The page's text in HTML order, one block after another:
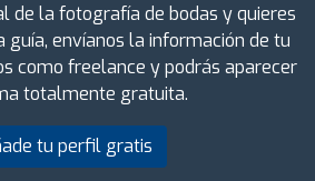
de la fotografía de bodas y quieres
guía, envíanos la información de tu
como freelance y podrás aparecer
totalmente gratuita.
tu perfil gratis